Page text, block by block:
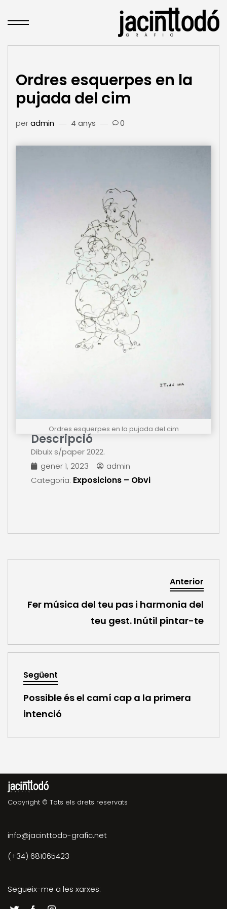
Ordres esquerpes en la
pujada del cim
peradmin 4 anys 0
Ordres esquerpes en la pujada del cim
Descripció
Dibuix s/paper 2022.
gener 1, 2023
admin
Categoria: Exposicions – Obvi
Anterior
Fer música del teu pas i harmonia del
teu gest. Inútil pintar-te
Següent
Possible és el camí cap a la primera
intenció
Copyright © Tots els drets reservats
info@jacinttodo-grafic.net
(+34) 681065423
Segueix-me a les xarxes: